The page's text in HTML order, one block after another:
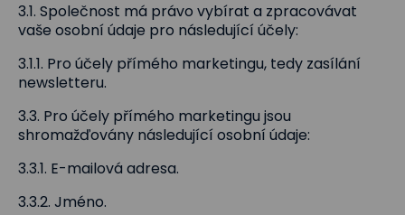
3.1. Společnost má právo vybírat a zpracovávat
vaše osobní údaje pro následující účely:
3.1.1. Pro účely přímého marketingu, tedy zasílání
newsletteru.
3.3. Pro účely přímého marketingu jsou
shromažďovány následující osobní údaje:
3.3.1. E-mailová adresa.
3.3.2. Jméno.